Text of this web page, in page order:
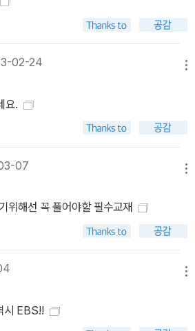
02-24
요.
07
위해선 꼭 풀어야할 필수교재
시 EBS!!